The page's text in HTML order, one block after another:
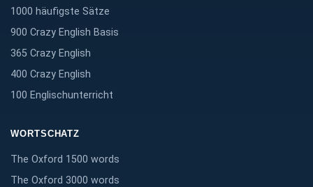
1000 häufigste Sätze
900 Crazy English Basis
365 Crazy English
400 Crazy English
100 Englischunterricht
WORTSCHATZ
The Oxford 1500 words
The Oxford 3000 words